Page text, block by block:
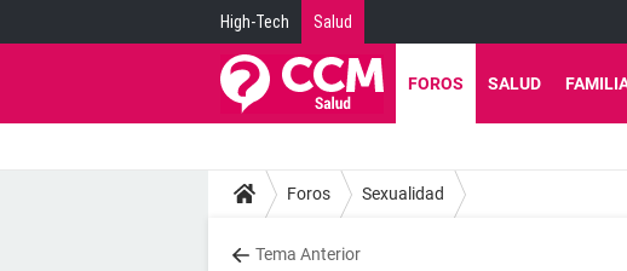
High-Tech Salud
FOROS SALUD
Foros Sexualidad
Tema Anterior